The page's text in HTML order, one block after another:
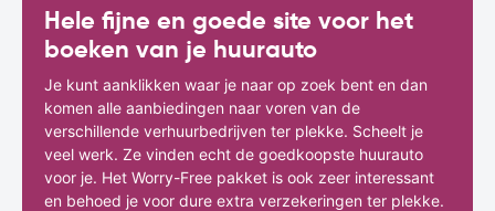
Hele fijne en goede site voor het
boeken van je huurauto
Je kunt aanklikken waar je naar op zoek bent en dan
komen alle aanbiedingen naar voren van de
verschillende verhuurbedrijven ter plekke. Scheelt je
veel werk. Ze vinden echt de goedkoopste huurauto
voor je. Het Worry-Free pakket is ook zeer interessant
en behoed je voor dure extra verzekeringen ter plekke.